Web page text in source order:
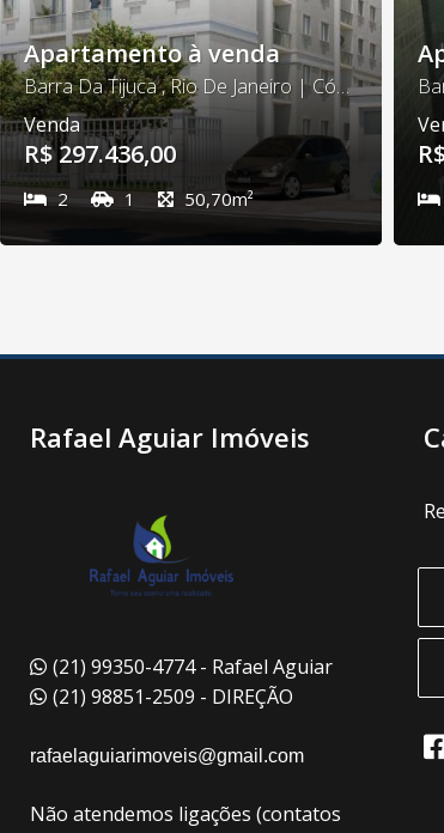
Apartamento à venda
Barra Da Tijuca , Rio De Janeiro | Cód. 77
Venda
R$ 297.436,00
2 1 50,70m²
Rafael Aguiar Imóveis
(21) 99350-4774 - Rafael Aguiar
(21) 98851-2509 - DIREÇÃO
rafaelaguiarimoveis@gmail.com
Não atendemos ligações (contatos